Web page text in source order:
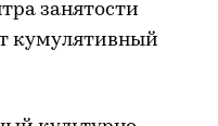
занятости
кумулятивный